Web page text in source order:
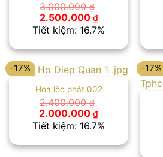
3.000.000₫
Giá
gốc
là:
2.500.000 ₫Giá
hiện
tại
2.500.000 ₫.
Tiết kiệm: 16.7%
-17%
Hoa lộc phát 002
2.400.000₫
Giá
gốc
là:
2.000.000 ₫Giá
hiện
tại
2.000.000 ₫.
Tiết kiệm: 16.7%
-17%